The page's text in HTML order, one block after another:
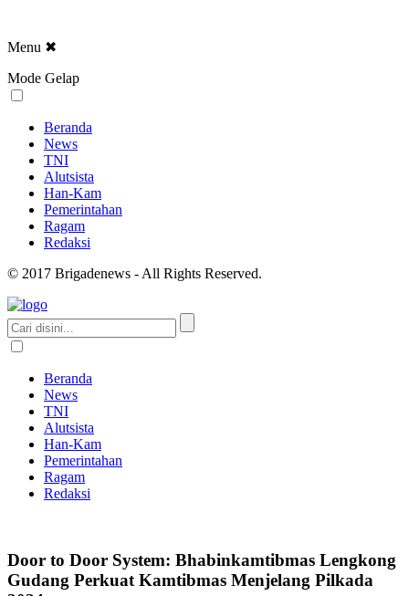
Menu ✖
Mode Gelap
Beranda
News
TNI
Alutsista
Han-Kam
Pemerintahan
Ragam
Redaksi
© 2017 Brigadenews - All Rights Reserved.
Beranda
News
TNI
Alutsista
Han-Kam
Pemerintahan
Ragam
Redaksi
Door to Door System: Bhabinkamtibmas Lengkong
Gudang Perkuat Kamtibmas Menjelang Pilkada